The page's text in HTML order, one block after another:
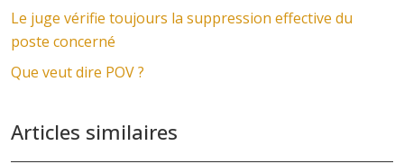
Le juge vérifie toujours la suppression effective du
poste concerné
Que veut dire POV ?
Articles similaires